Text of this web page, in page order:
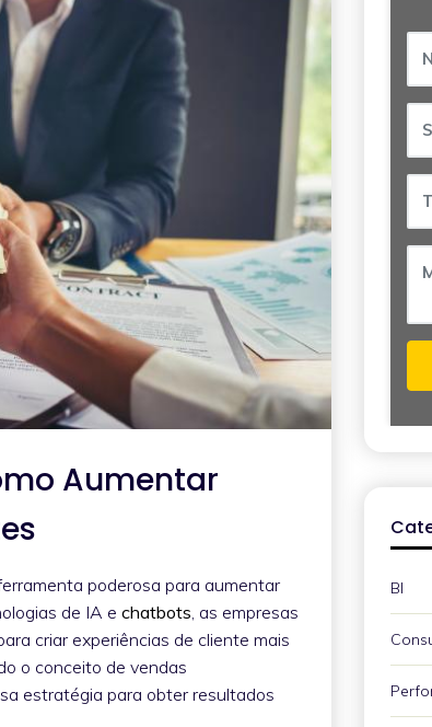
Aumentar
poderosa para aumentar
de IA e chatbots , as empresas
criar experiências de cliente mais
o conceito de vendas
estratégia para obter resultados
BI